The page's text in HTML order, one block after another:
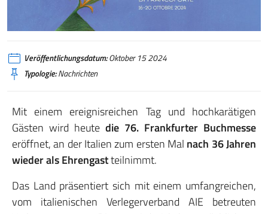
Veröffentlichungsdatum:Oktober 15 2024
Typologie:Nachrichten
Mit einem ereignisreichen Tag und hochkarätigen
Gästen wird heute die 76. Frankfurter Buchmesse
eröffnet, an der Italien zum ersten Mal nach 36 Jahren
wieder als Ehrengastteilnimmt.
Das Land präsentiert sich mit einem umfangreichen,
vom italienischen Verlegerverband AIE betreuten